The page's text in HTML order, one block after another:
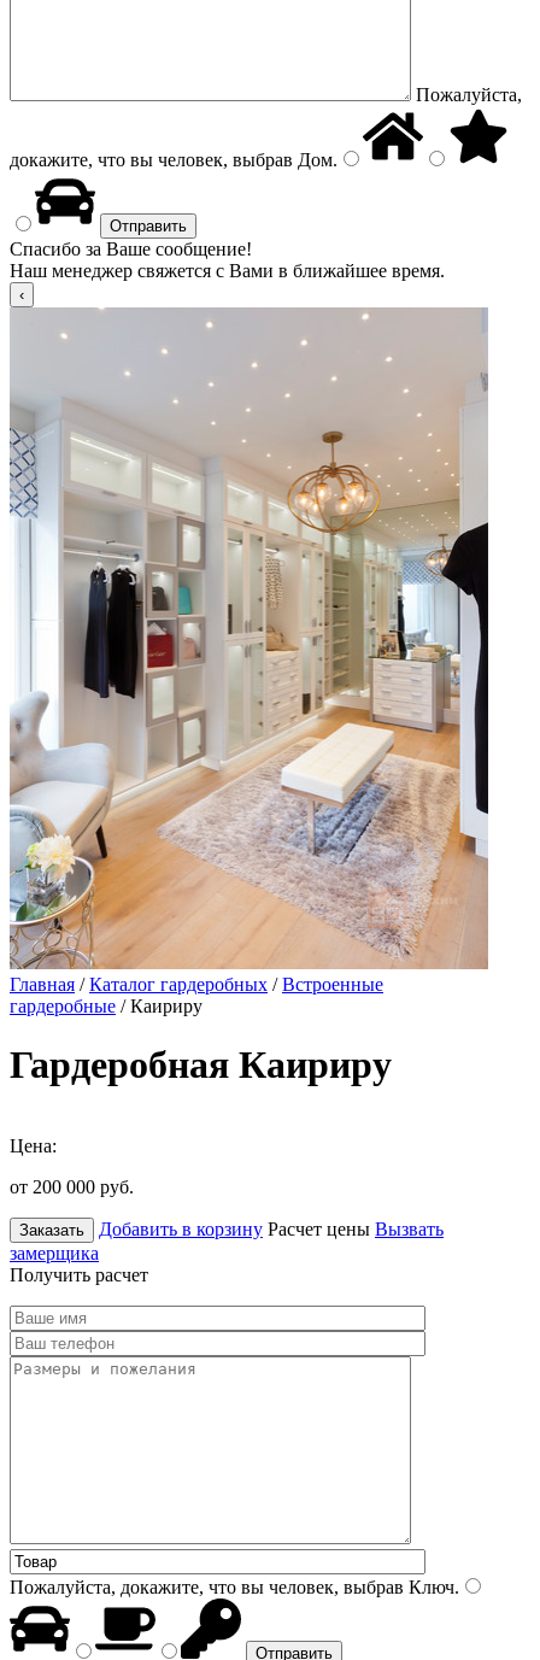
Пожалуйста,
докажите, что вы человек, выбрав Дом.
Спасибо за Ваше сообщение!
Наш менеджер свяжется с Вами в ближайшее время.
Главная /Каталог гардеробных /Встроенные
гардеробные / Каириру
Гардеробная Каириру
Цена:
от 200 000 руб.
Заказать Добавить в корзину Расчет цены Вызвать
замерщика
Получить расчет
Пожалуйста, докажите, что вы человек, выбрав Ключ.